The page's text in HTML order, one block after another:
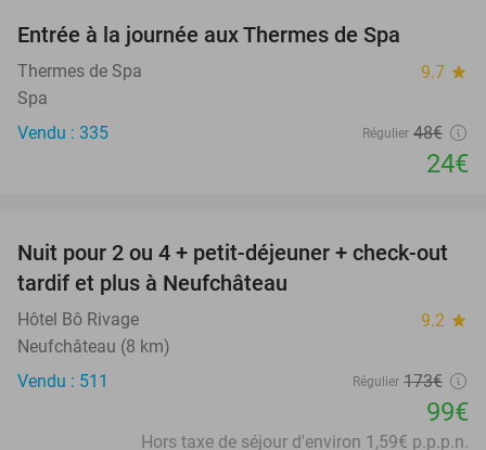
Entrée à la journée aux Thermes de Spa
Thermes de Spa 9.7 star
Spa
Vendu : 335
Régulier 48€
24€
43%
Nuit pour 2 ou 4 + petit-déjeuner + check-out
tardif et plus à Neufchâteau
Hôtel Bô Rivage 9.2 star
Neufchâteau (8 km)
Vendu : 511
Régulier 173€
99€
Hors taxe de séjour d'environ 1,59€ p.p.p.n.